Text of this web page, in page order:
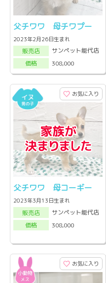
父チワワ 母チワプー
2023年2月26日生まれ
販売店
サンペット能代店
価格
308,000
お気に入り
父チワワ 母コーギー
2023年3月13日生まれ
販売店
サンペット能代店
価格
308,000
お気に入り